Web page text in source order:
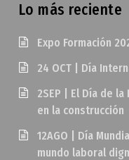
Lo más reciente
Expo Formación
24 OCT | Día
2SEP | El Día de
en la construcción
12AGO | Día
mundo laboral